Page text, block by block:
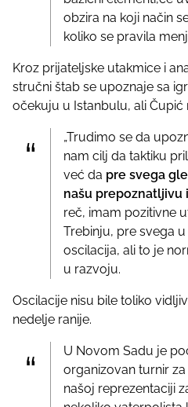
obzira na koji način
koliko se pravila
Kroz prijateljske utakmice i
stručni štab se upoznaje sa
očekuju u Istanbulu, ali Čupić
„Trudimo se da
nam cilj da taktiku
već da pre svega
našu prepoznatljivu
reč, imam pozitivne
Trebinju, pre svega
oscilacija, ali to je
u razvoju.
Oscilacije nisu bile toliko
nedelje ranije.
U Novom Sadu je
organizovan turnir
našoj reprezentaciji